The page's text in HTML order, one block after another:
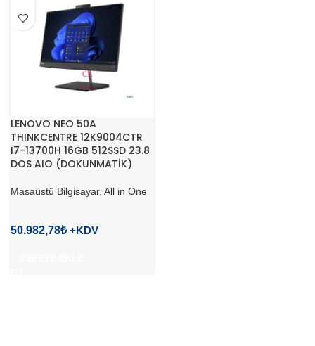
LENOVO NEO 50A
THINKCENTRE 12K9004CTR
I7-13700H 16GB 512SSD 23.8
DOS AIO (DOKUNMATİK)
Masaüstü Bilgisayar, All in One
50.982,78₺